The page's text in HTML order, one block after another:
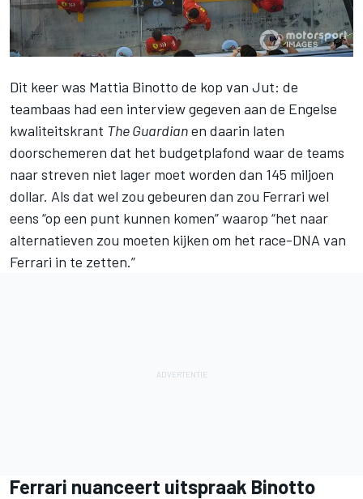
Dit keer was Mattia Binotto de kop van Jut: de
teambaas had een interview gegeven aan de Engelse
kwaliteitskrant The Guardianen daarin laten
doorschemeren dat het budgetplafond waar de teams
naar streven niet lager moet worden dan 145 miljoen
dollar. Als dat wel zou gebeuren dan zou Ferrari wel
eens “op een punt kunnen komen” waarop “het naar
alternatieven zou moeten kijken om het race-DNA van
Ferrari in te zetten.”
Ferrari nuanceert uitspraak Binotto